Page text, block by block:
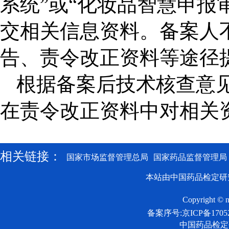
交相关信息资料。备案人
告、责令改正资料等途径
根据备案后技术核查意
在责令改正资料中对相关
相关链接： 国家市场监督管理总局 国家药品监督管理局
本站由中国药品检定
Copyright ©
备案序号:京ICP备
中国药品检